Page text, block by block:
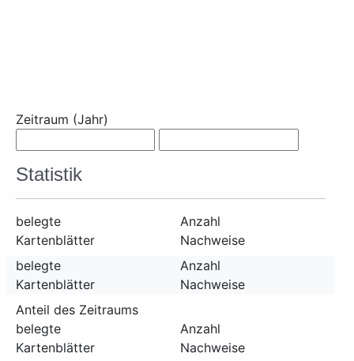
Zeitraum (Jahr)
Statistik
belegte
Kartenblätter
Anzahl
Nachweise
belegte
Kartenblätter
Anzahl
Nachweise
Anteil des Zeitraums
belegte
Kartenblätter
Anzahl
Nachweise